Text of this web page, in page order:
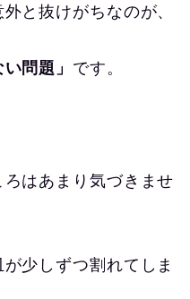
と抜けがちなのが、
問題」 です。
はあまり気づきませ
少しずつ割れてしま